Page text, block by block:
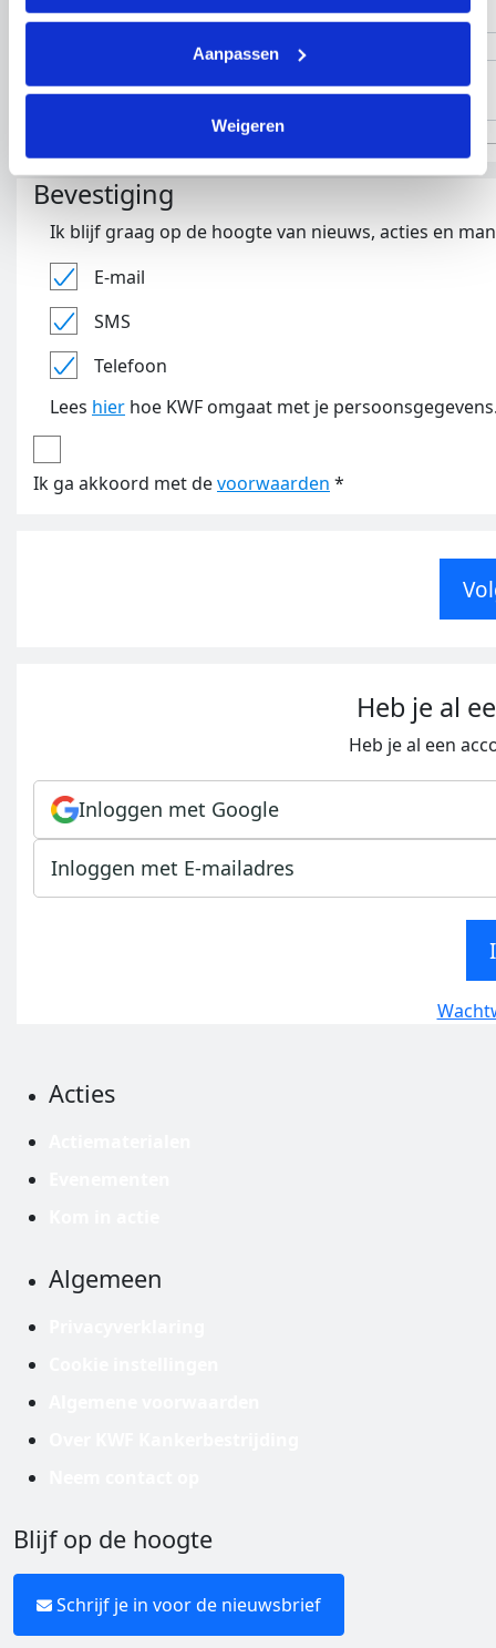
Aanpassen
Weigeren
Nothing selected
Bevestiging
Ik blijf graag op de hoogte van nieuws, acties en
E-mail
SMS
Telefoon
Lees hier hoe KWF omgaat met je
Ik ga akkoord met devoorwaarden *
Heb je al
Heb je al een
Inloggen met Google
Inloggen met E-mailadres
Acties
Algemeen
Blijf op de hoogte
Schrijf je in voor de nieuwsbrief